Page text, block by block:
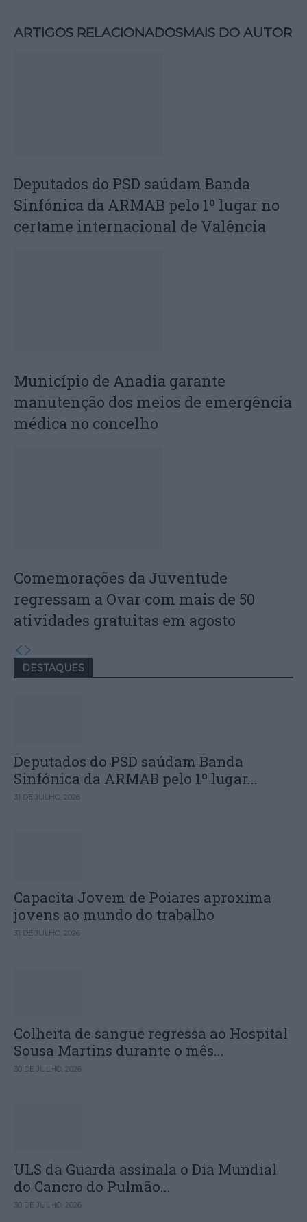
ARTIGOS RELACIONADOSMAIS DO AUTOR
Deputados do PSD saúdam Banda
Sinfónica da ARMAB pelo 1º lugar no
certame internacional de Valência
Município de Anadia garante
manutenção dos meios de emergência
médica no concelho
Comemorações da Juventude
regressam a Ovar com mais de 50
atividades gratuitas em agosto
DESTAQUES
Deputados do PSD saúdam Banda
Sinfónica da ARMAB pelo 1º lugar...
31 DE JULHO, 2026
Capacita Jovem de Poiares aproxima
jovens ao mundo do trabalho
31 DE JULHO, 2026
Colheita de sangue regressa ao Hospital
Sousa Martins durante o mês...
30 DE JULHO, 2026
ULS da Guarda assinala o Dia Mundial
do Cancro do Pulmão...
30 DE JULHO, 2026